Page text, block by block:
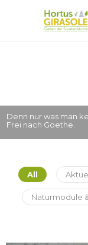
Der größte
der das kleine Glück
All
Naturmodule